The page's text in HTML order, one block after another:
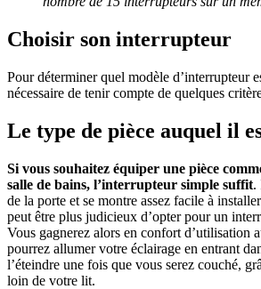
Choisir son interrupteur
Pour déterminer quel modèle d’interrupteur
nécessaire de tenir compte de quelques
Le type de pièce auquel il
Si vous souhaitez équiper une pièce
salle de bains, l’interrupteur simple suffit.
de la porte et se montre assez facile à
peut être plus judicieux d’opter pour un
Vous gagnerez alors en confort d’utilisation
pourrez allumer votre éclairage en entrant
l’éteindre une fois que vous serez couché,
loin de votre lit.